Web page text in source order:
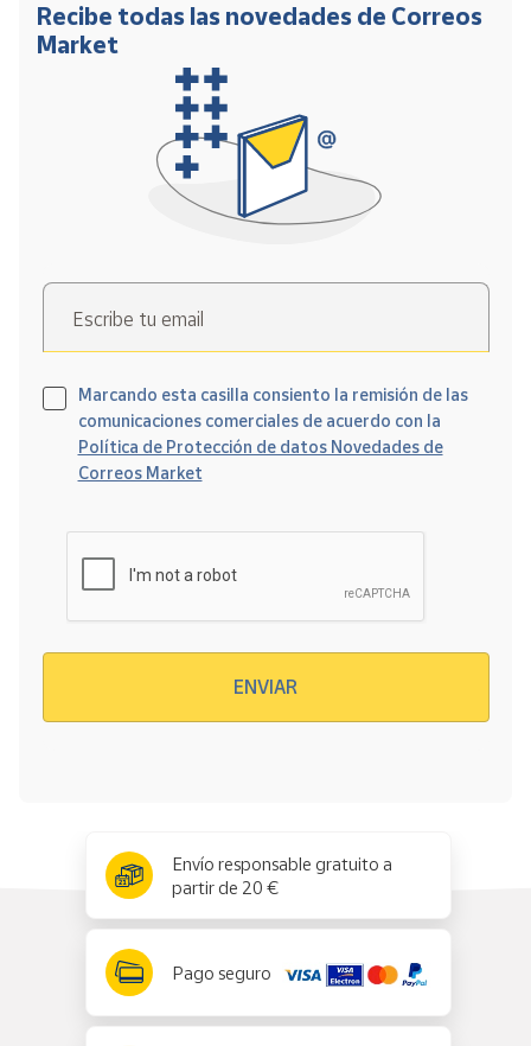
Recibe todas las novedades de Correos
Market
Escribe tu email
Marcando esta casilla consiento la remisión de las
comunicaciones comerciales de acuerdo con la
Política de Protección de datos Novedades de
Correos Market
ENVIAR
Envío responsable gratuito a
partir de 20 €
Pago seguro